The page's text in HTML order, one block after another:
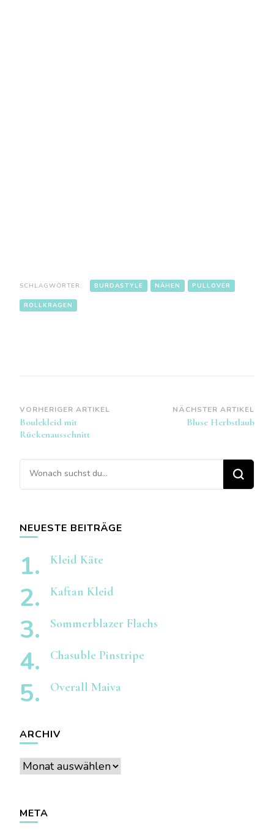
SCHLAGWÖRTER: BURDASTYLE NÄHEN PULLOVER
ROLLKRAGEN
Beitragsnavigation
VORHERIGER ARTIKEL
Boulekleid mit
Rückenausschnitt
NÄCHSTER ARTIKEL
Bluse Herbstlaub
Suchst
du
NEUESTE BEITRÄGE
Kleid Käte
Kaftan Kleid
Sommerblazer Flachs
Chasuble Pinstripe
Overall Maiva
ARCHIV
Archiv
META